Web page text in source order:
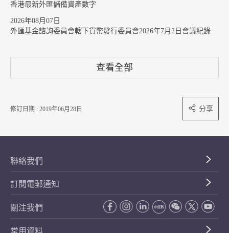
香港最新外匯儲備資產數字
2026年08月07日
外匯基金諮詢委員會轄下貨幣發行委員會2026年7月2日會議紀錄
查看全部
修訂日期 : 2019年06月28日 分享
聯絡我們
訂閱電郵通知
關注我們
常用資料